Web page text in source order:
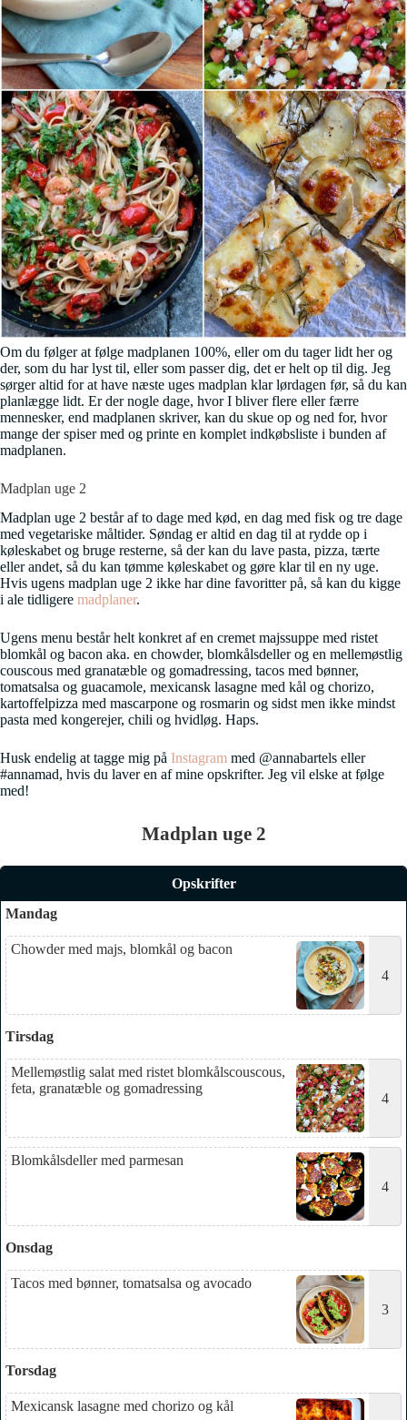
Om du følger at følge madplanen 100%, eller om du tager lidt her og
der, som du har lyst til, eller som passer dig, det er helt op til dig. Jeg
sørger altid for at have næste uges madplan klar lørdagen før, så du kan
planlægge lidt. Er der nogle dage, hvor I bliver flere eller færre
mennesker, end madplanen skriver, kan du skue op og ned for, hvor
mange der spiser med og printe en komplet indkøbsliste i bunden af
madplanen.
Madplan uge 2
Madplan uge 2 består af to dage med kød, en dag med fisk og tre dage
med vegetariske måltider. Søndag er altid en dag til at rydde op i
køleskabet og bruge resterne, så der kan du lave pasta, pizza, tærte
eller andet, så du kan tømme køleskabet og gøre klar til en ny uge.
Hvis ugens madplan uge 2 ikke har dine favoritter på, så kan du kigge
i ale tidligere madplaner.
Ugens menu består helt konkret af en cremet majssuppe med ristet
blomkål og bacon aka. en chowder, blomkålsdeller og en mellemøstlig
couscous med granatæble og gomadressing, tacos med bønner,
tomatsalsa og guacamole, mexicansk lasagne med kål og chorizo,
kartoffelpizza med mascarpone og rosmarin og sidst men ikke mindst
pasta med kongerejer, chili og hvidløg. Haps.
Husk endelig at tagge mig på Instagram med @annabartels eller
#annamad, hvis du laver en af mine opskrifter. Jeg vil elske at følge
med!
Madplan uge 2
Opskrifter
Mandag
Chowder med majs, blomkål og bacon
4
Tirsdag
Mellemøstlig salat med ristet blomkålscouscous,
feta, granatæble og gomadressing
4
Blomkålsdeller med parmesan
4
Onsdag
Tacos med bønner, tomatsalsa og avocado
3
Torsdag
Mexicansk lasagne med chorizo og kål